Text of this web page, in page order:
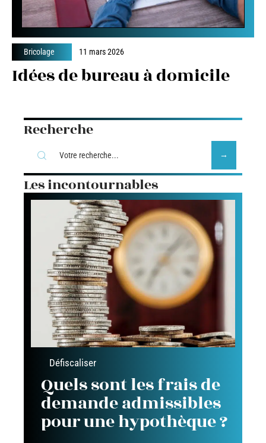
Bricolage 11 mars 2026
Idées de bureau à domicile
Recherche
Les incontournables
Défiscaliser
Quels sont les frais de
demande admissibles
pour une hypothèque ?